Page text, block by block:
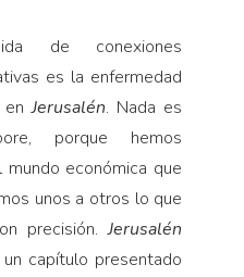
de conexiones
es la enfermedad
enJerusalén. Nada es
porque hemos
económica que
unos a otros lo que
precisión.Jerusalén
capítulo presentado